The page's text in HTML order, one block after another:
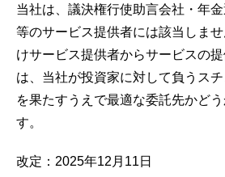
当社は、議決権行使助言会社・年
等のサービス提供者には該当しま
けサービス提供者からサービスの
は、当社が投資家に対して負うス
を果たすうえで最適な委託先かど
す。
改定：2025年12月11日